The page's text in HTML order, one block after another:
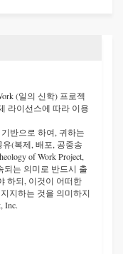
(일의 신학) 프로젝
라이선스에 따라 이용
반으로 하여, 귀하는
(복제, 배포, 공중송
of Work Project,
는 의미로 반드시 출
하되, 이것이 어떠한
지하는 것을 의미하지
Inc.